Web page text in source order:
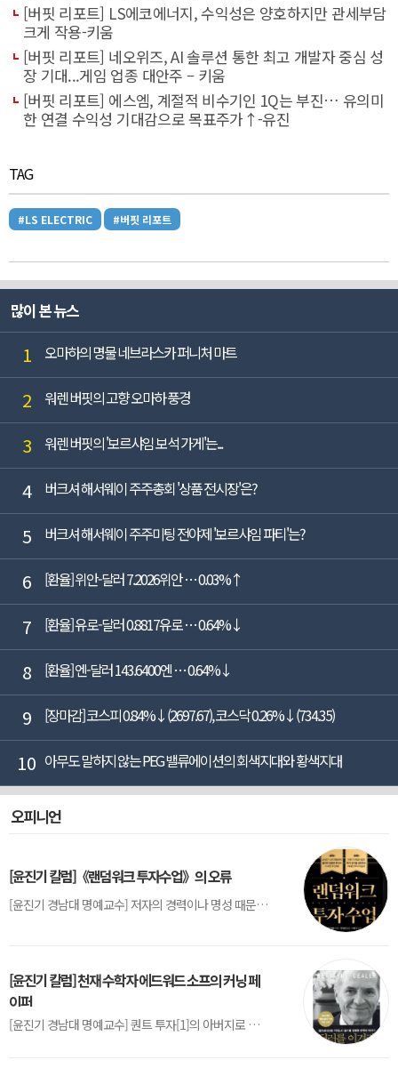
[버핏 리포트] LS에코에너지, 수익성은 양호하지만 관세부담
크게 작용-키움
[버핏 리포트] 네오위즈, AI 솔루션 통한 최고 개발자 중심 성
장 기대...게임 업종 대안주 – 키움
[버핏 리포트] 에스엠, 계절적 비수기인 1Q는 부진… 유의미
한 연결 수익성 기대감으로 목표주가↑-유진
TAG
#LS ELECTRIC #버핏 리포트
많이 본 뉴스
1 오마하의 명물 네브라스카 퍼니처 마트
2 워렌 버핏의 고향 오마하 풍경
3 워렌 버핏의 '보르샤임 보석 가게'는...
4 버크셔 해서웨이 주주총회 '상품 전시장'은?
5 버크셔 해서웨이 주주미팅 전야제 '보르샤임 파티'는?
6 [환율] 위안-달러 7.2026위안 … 0.03%↑
7 [환율] 유로-달러 0.8817유로 … 0.64%↓
8 [환율] 엔-달러 143.6400엔 … 0.64%↓
9 [장마감] 코스피 0.84%↓(2697.67), 코스닥 0.26%↓(734.35)
10 아무도 말하지 않는 PEG 밸류에이션의 회색지대와 황색지대
오피니언
[윤진기 칼럼]《랜덤워크 투자수업》의 오류
[윤진기 경남대 명예교수] 저자의 경력이나 명성 때문인지 2020년에 번역 출판된 《랜덤워크 투자수업》(A Random Walk Down Wall Street) 12판은 표지부터가 거창하다. ‘45년간 12번 개정하며 철저히 검증한 투자서’, ‘전문가 부럽지 않은 투자 감각을 길러주는 위대한 투자지침서’ 라는 은빛 광고문구로 독자를 유혹한다.[1] 출판 50주...
[윤진기 칼럼] 천재 수학자 에드워드 소프의 커닝 페
이퍼
[윤진기 경남대 명예교수] 퀀트 투자[1]의 아버지로 불리는 에드워드 소프(Edward O. Thorp)는 수학계에서 천재로 알려진 인물이다. 그는 수학자이지만, 투자 업계에도 여러 가지 흥미로운 일화를 남겼다.수학을 이용하여 카지노를 이길 수 있는지가 궁금했던 그는 동료 교수가 소개해 준 블랙잭(Blackjack) 전략의 핵심을 손바닥 크기의 종이에 요...